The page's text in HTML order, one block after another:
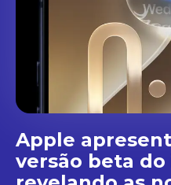
Apple
versão beta do